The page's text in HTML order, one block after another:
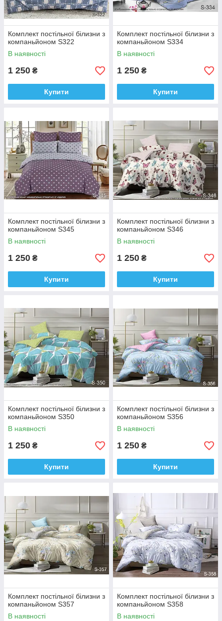
Комплект постільної білизни з
компаньйоном S322
В наявності
1 250 ₴
Купити
Комплект постільної білизни з
компаньйоном S334
В наявності
1 250 ₴
Купити
Комплект постільної білизни з
компаньйоном S345
В наявності
1 250 ₴
Купити
Комплект постільної білизни з
компаньйоном S346
В наявності
1 250 ₴
Купити
Комплект постільної білизни з
компаньйоном S350
В наявності
1 250 ₴
Купити
Комплект постільної білизни з
компаньйоном S356
В наявності
1 250 ₴
Купити
Комплект постільної білизни з
компаньйоном S357
В наявності
Комплект постільної білизни з
компаньйоном S358
В наявності